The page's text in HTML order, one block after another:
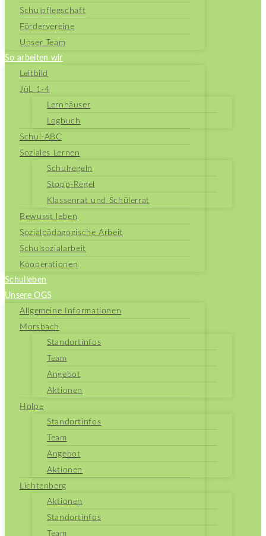
Schulpflegschaft
Fördervereine
Unser Team
So arbeiten wir
Leitbild
JüL 1-4
Lernhäuser
Logbuch
Schul-ABC
Soziales Lernen
Schulregeln
Stopp-Regel
Klassenrat und Schülerrat
Bewusst leben
Sozialpädagogische Arbeit
Schulsozialarbeit
Kooperationen
Schulleben
Unsere OGS
Allgemeine Informationen
Morsbach
Standortinfos
Team
Angebot
Aktionen
Holpe
Standortinfos
Team
Angebot
Aktionen
Lichtenberg
Aktionen
Standortinfos
Team